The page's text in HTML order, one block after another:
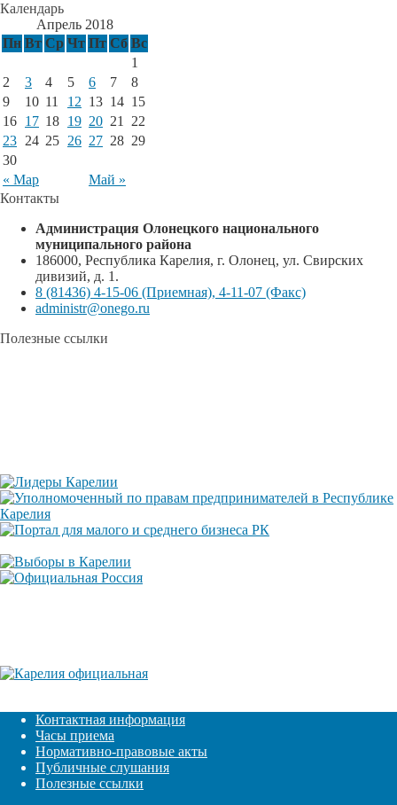
Календарь
Апрель 2018
Пн Вт Ср Чт Пт Сб Вс
« Мар Май »
1
2
3 4 5 6 7
8
9
10 11 12 13 14 15
16 17 18 19 20 21
22
23 24 25 26 27 28 29
30
Контакты
Администрация Олонецкого национального
муниципального района
186000, Республика Карелия, г. Олонец, ул. Свирских
дивизий, д. 1.
8 (81436) 4-15-06 (Приемная), 4-11-07 (Факс)
administr@onego.ru
Полезные ссылки
Контактная информация
Часы приема
Нормативно-правовые акты
Публичные слушания
Полезные ссылки